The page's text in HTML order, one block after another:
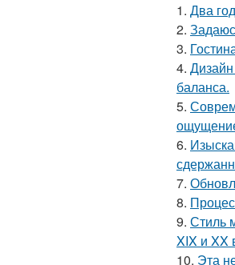
1. Два
2.
3.
4.
баланса.
5.
6.
7.
8.
9. Стиль
XIX и XX
10. Эта